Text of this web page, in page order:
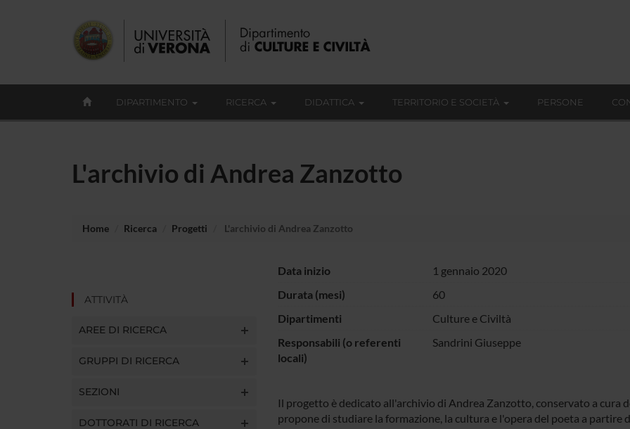
DIPARTIMENTO RICERCA DIDATTICA TERRITORIO E SOCIETÀ PERSONE
L'archivio di Andrea Zanzotto
Home Ricerca Progetti L'archivio di Andrea Zanzotto
ATTIVITÀ
AREE DI RICERCA
GRUPPI DI RICERCA
SEZIONI
DOTTORATI DI RICERCA
Data inizio
1 gennaio 2020
Durata (mesi)
60
Dipartimenti
Culture e Civiltà
Responsabili (o referenti
locali)
Sandrini Giuseppe
Il progetto è dedicato all'archivio di Andrea Zanzotto, conservato a cura
propone di studiare la formazione, la cultura e l'opera del poeta a partire